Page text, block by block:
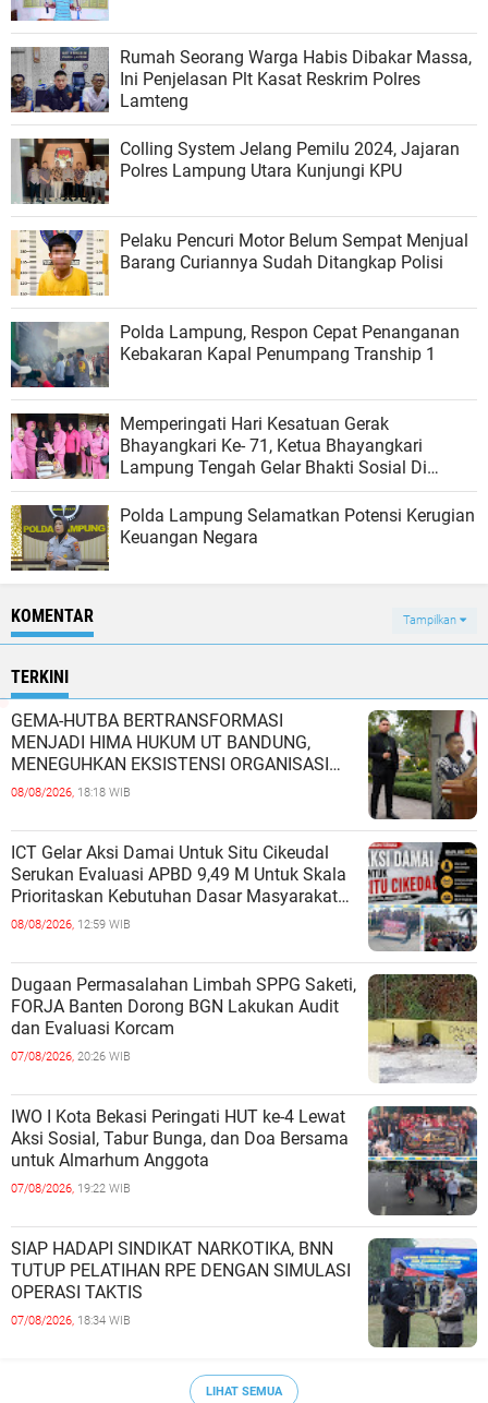
Rumah Seorang Warga Habis Dibakar Massa,
Ini Penjelasan Plt Kasat Reskrim Polres
Lamteng
Colling System Jelang Pemilu 2024, Jajaran
Polres Lampung Utara Kunjungi KPU
Pelaku Pencuri Motor Belum Sempat Menjual
Barang Curiannya Sudah Ditangkap Polisi
Polda Lampung, Respon Cepat Penanganan
Kebakaran Kapal Penumpang Tranship 1
Memperingati Hari Kesatuan Gerak
Bhayangkari Ke- 71, Ketua Bhayangkari
Lampung Tengah Gelar Bhakti Sosial Di
Kampung Jaya Sakti
Polda Lampung Selamatkan Potensi Kerugian
Keuangan Negara
KOMENTAR Tampilkan
TERKINI
GEMA-HUTBA BERTRANSFORMASI
MENJADI HIMA HUKUM UT BANDUNG,
MENEGUHKAN EKSISTENSI ORGANISASI
MAHASISWA HUKUM UNIVERSITAS
08/08/2026, 18:18 WIB
ICT Gelar Aksi Damai Untuk Situ Cikeudal
Serukan Evaluasi APBD 9,49 M Untuk Skala
Prioritaskan Kebutuhan Dasar Masyarakat
Belum Saat nya Butuh Kawasa
08/08/2026, 12:59 WIB
Dugaan Permasalahan Limbah SPPG Saketi,
FORJA Banten Dorong BGN Lakukan Audit
dan Evaluasi Korcam
07/08/2026, 20:26 WIB
IWO I Kota Bekasi Peringati HUT ke-4 Lewat
Aksi Sosial, Tabur Bunga, dan Doa Bersama
untuk Almarhum Anggota
07/08/2026, 19:22 WIB
SIAP HADAPI SINDIKAT NARKOTIKA, BNN
TUTUP PELATIHAN RPE DENGAN SIMULASI
OPERASI TAKTIS
07/08/2026, 18:34 WIB
LIHAT SEMUA